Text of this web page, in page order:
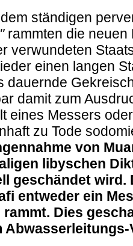
ständigen
rammten die neuen
verwundeten
einen langen
dauernde
damit zum
eines Messers
zu Tode
von
libyschen
geschändet wird.
entweder ein
rammt. Dies